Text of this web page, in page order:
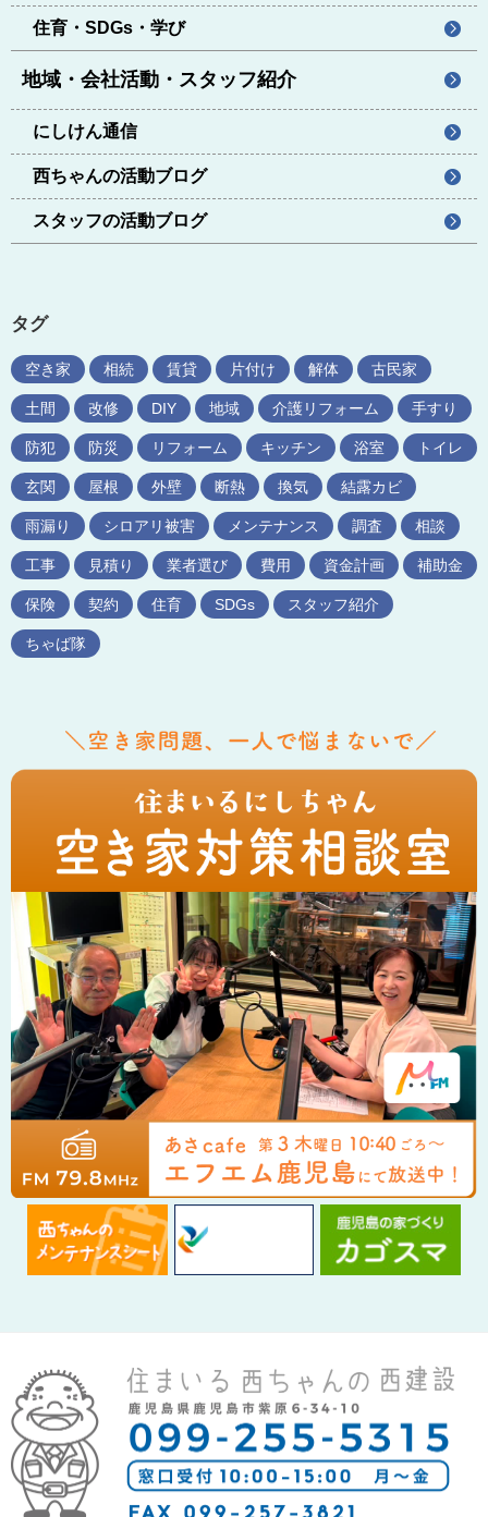
住育・SDGs・学び
地域・会社活動・スタッフ紹介
にしけん通信
西ちゃんの活動ブログ
スタッフの活動ブログ
タグ
空き家 相続 賃貸 片付け 解体 古民家
土間 改修 DIY 地域 介護リフォーム 手すり
防犯 防災 リフォーム キッチン 浴室 トイレ
玄関 屋根 外壁 断熱 換気 結露カビ
雨漏り シロアリ被害 メンテナンス 調査 相談
工事 見積り 業者選び 費用 資金計画 補助金
保険 契約 住育 SDGs スタッフ紹介
ちゃば隊